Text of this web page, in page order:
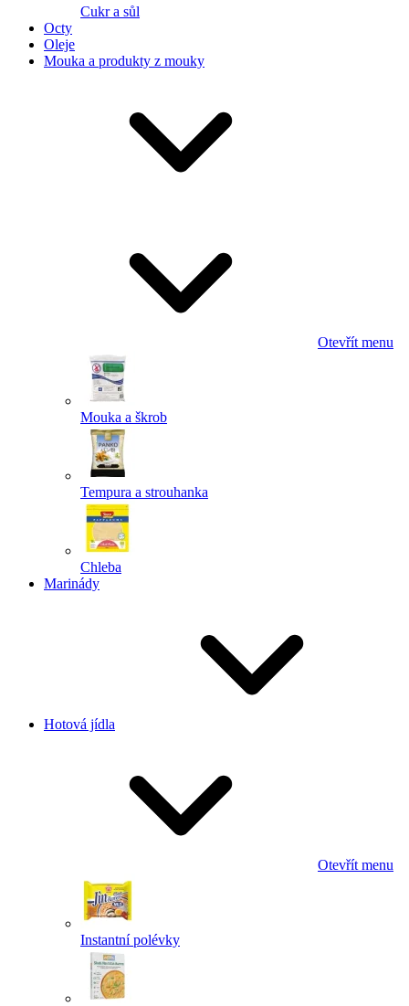
Cukr a sůl
Octy
Oleje
Mouka a produkty z mouky
Otevřít menu
Mouka a škrob
Tempura a strouhanka
Chleba
Marinády
Hotová jídla
Otevřít menu
Instantní polévky
Powered by chaterimo